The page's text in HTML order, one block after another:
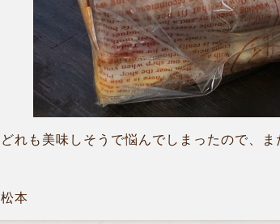
どれも美味しそうで悩んでしまったので、
松本